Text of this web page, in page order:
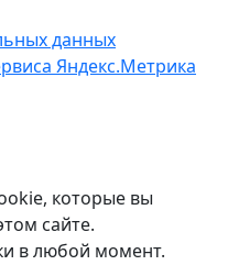
данных
Яндекс.Метрика
которые вы
сайте.
в любой момент.